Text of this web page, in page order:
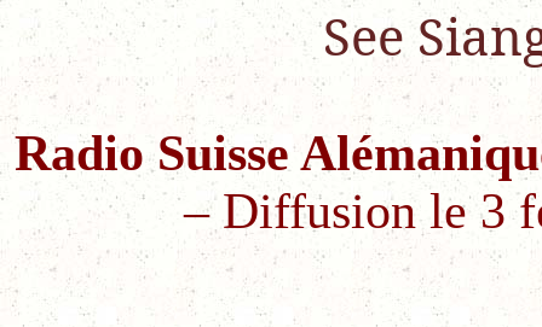
See
Radio Suisse
–Diffusion le 3